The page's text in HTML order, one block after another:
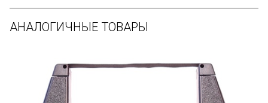
АНАЛОГИЧНЫЕ ТОВАРЫ